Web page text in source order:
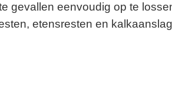
gevallen eenvoudig op te
etensresten en